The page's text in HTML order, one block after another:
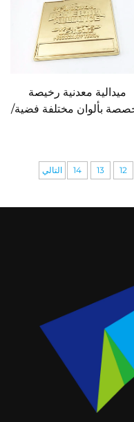
ميدالية معدنية رخيصة
بألوان مختلفة فضية/
12
13
14 التالي